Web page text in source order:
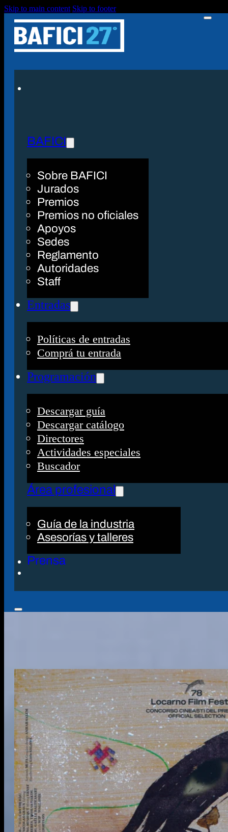
Skip to main content Skip to footer
BAFICI
Sobre BAFICI
Jurados
Premios
Premios no oficiales
Apoyos
Sedes
Reglamento
Autoridades
Staff
Entradas
Políticas de entradas
Comprá tu entrada
Programación
Descargar guía
Descargar catálogo
Directores
Actividades especiales
Buscador
Área profesional
Guía de la industria
Asesorías y talleres
Prensa